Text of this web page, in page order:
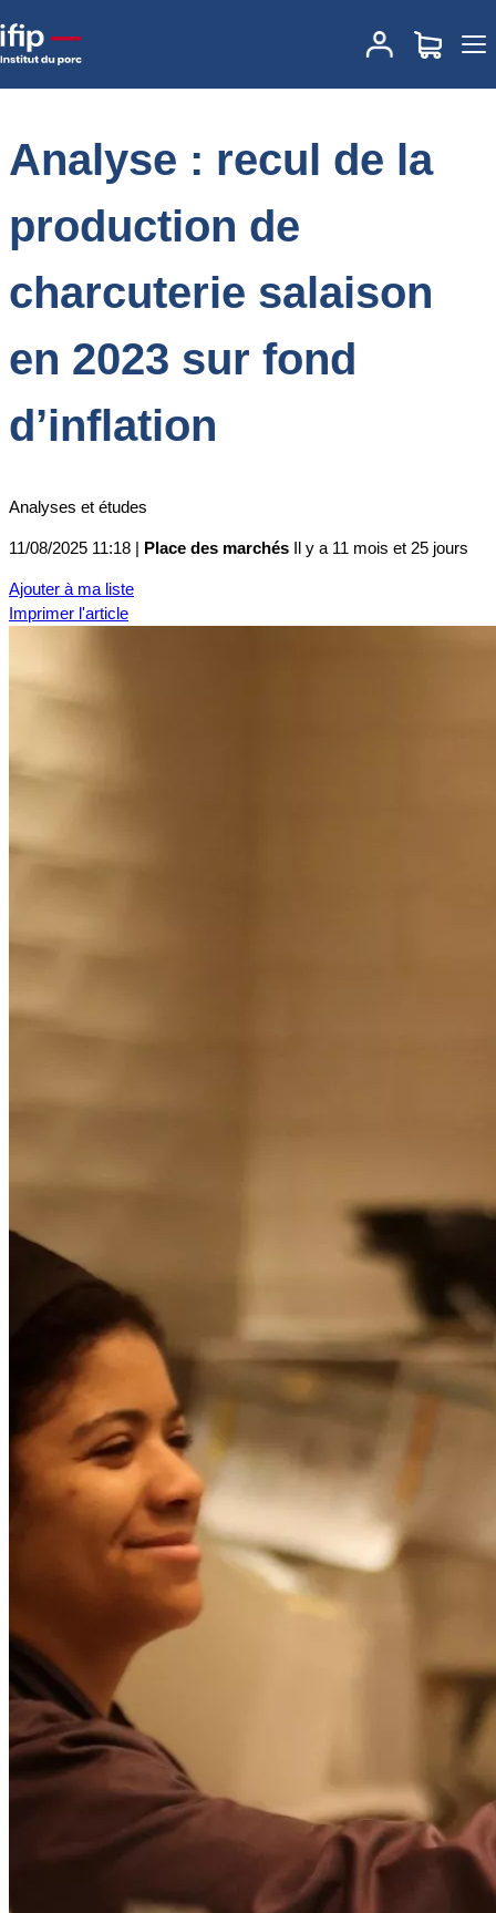
Accueil Actualités des marchés
Analyse :
recul de la production de charcuterie salaison en 2023 sur fond
Analyse : recul de la
production de
charcuterie salaison
en 2023 sur fond
d’inflation
Analyses et études
11/08/2025 11:18 | Place des marchés Il y a 11 mois et 25 jours
Ajouter à ma liste
Imprimer l'article